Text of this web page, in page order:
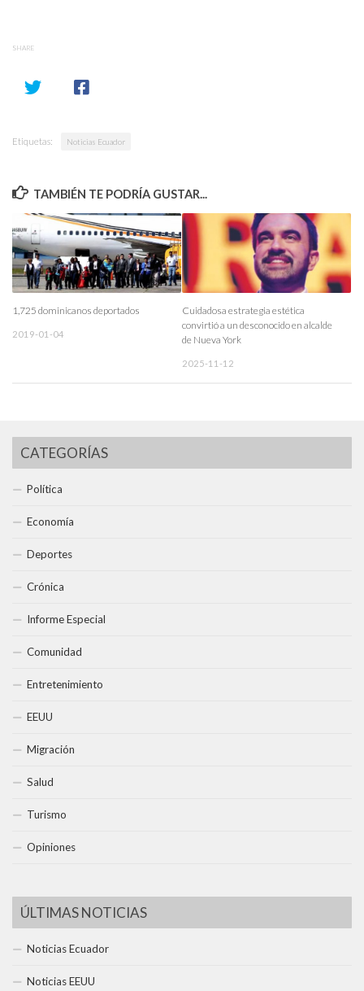
SHARE
Etiquetas: Noticias Ecuador
TAMBIÉN TE PODRÍA GUSTAR...
1,725 dominicanos deportados
2019-01-04
Cuidadosa estrategia estética
convirtió a un desconocido en alcalde
de Nueva York
2025-11-12
CATEGORÍAS
Política
Economía
Deportes
Crónica
Informe Especial
Comunidad
Entretenimiento
EEUU
Migración
Salud
Turismo
Opiniones
ÚLTIMAS NOTICIAS
Noticias Ecuador
Noticias EEUU